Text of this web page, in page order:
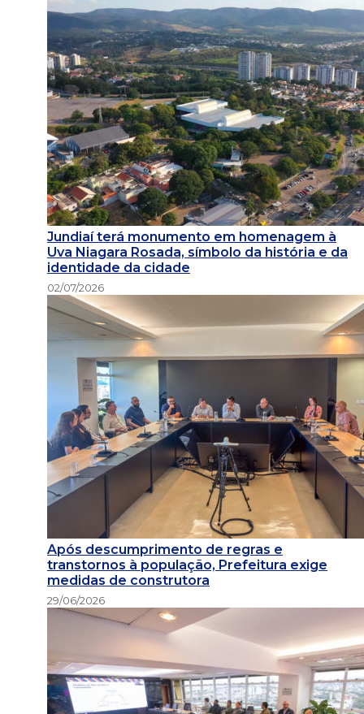
Jundiaí terá monumento em homenagem à
Uva Niagara Rosada, símbolo da história e da
identidade da cidade
02/07/2026
Após descumprimento de regras e
transtornos à população, Prefeitura exige
medidas de construtora
29/06/2026